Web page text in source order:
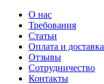
О нас
Требования
Статьи
Оплата и доставка
Отзывы
Сотрудничество
Контакты